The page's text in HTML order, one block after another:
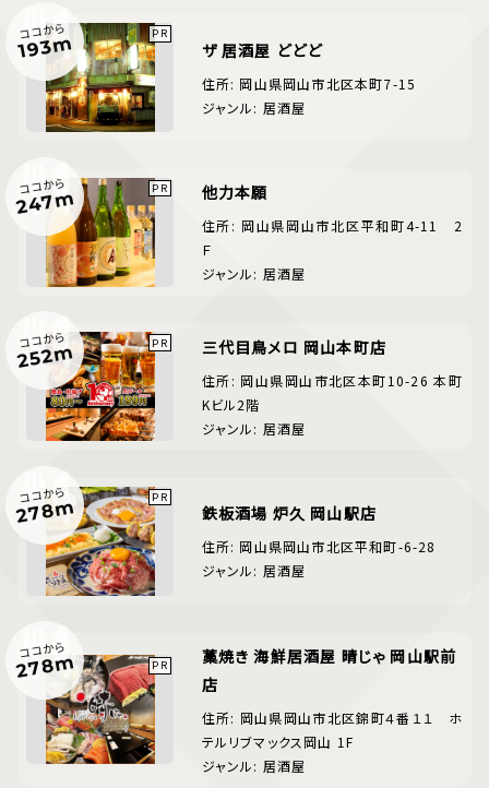
ココから
193m ザ 居酒屋 どどど
住所: 岡山県岡山市北区本町7-15
ジャンル: 居酒屋
ココから
247m 他力本願
住所: 岡山県岡山市北区平和町4-11 2
Ｆ
ジャンル: 居酒屋
ココから
252m 三代目鳥メロ 岡山本町店
住所: 岡山県岡山市北区本町10-26 本町
Kビル2階
ジャンル: 居酒屋
ココから
278m 鉄板酒場 炉久 岡山駅店
住所: 岡山県岡山市北区平和町-6-28
ジャンル: 居酒屋
ココから
278m
藁焼き 海鮮居酒屋 晴じゃ 岡山駅前
店
住所: 岡山県岡山市北区錦町４番１１ ホ
テルリブマックス岡山 1F
ジャンル: 居酒屋